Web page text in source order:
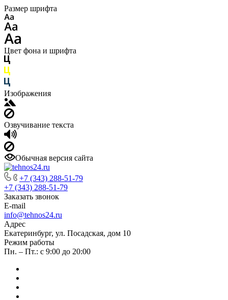
Размер шрифта
Цвет фона и шрифта
Изображения
Озвучивание текста
Обычная версия сайта
+7 (343) 288-51-79
+7 (343) 288-51-79
Заказать звонок
E-mail
info@tehnos24.ru
Адрес
Екатеринбург, ул. Посадская, дом 10
Режим работы
Пн. – Пт.: с 9:00 до 20:00